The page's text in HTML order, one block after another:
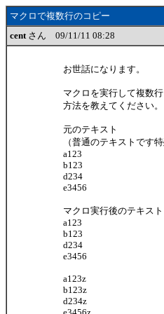
マクロで複数行のコピー
centさん 09/11/11 08:28
お世話になります。
マクロを実行して複数
方法を教えてください。
元のテキスト
（普通のテキストです
a123
b123
d234
e3456
マクロ実行後のテキスト
a123
b123
d234
e3456
a123z
b123z
d234z